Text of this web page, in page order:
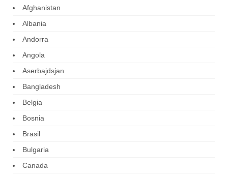
Afghanistan
Albania
Andorra
Angola
Aserbajdsjan
Bangladesh
Belgia
Bosnia
Brasil
Bulgaria
Canada